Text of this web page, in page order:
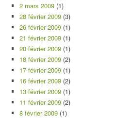
2 mars 2009 (1)
28 février 2009 (3)
26 février 2009 (1)
21 février 2009 (1)
20 février 2009 (1)
18 février 2009 (2)
17 février 2009 (1)
16 février 2009 (2)
13 février 2009 (1)
11 février 2009 (2)
8 février 2009 (1)